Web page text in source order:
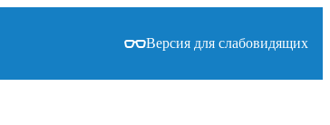
Версия для слабовидящих